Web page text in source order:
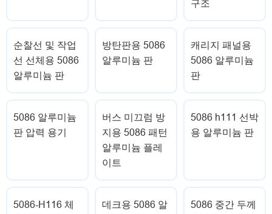
구조
순찰선 및 작업
선 선체용 5086
알루미늄 판
방탄판용 5086
알루미늄 판
캐리지 패널용
5086 알루미늄
판
5086 알루미늄
판 압력 용기
버스 미끄럼 방
지용 5086 패턴
알루미늄 플레
이트
5086 h111 선박
용 알루미늄 판
5086-H116 체
데크용 5086 알
5086 중간 두께